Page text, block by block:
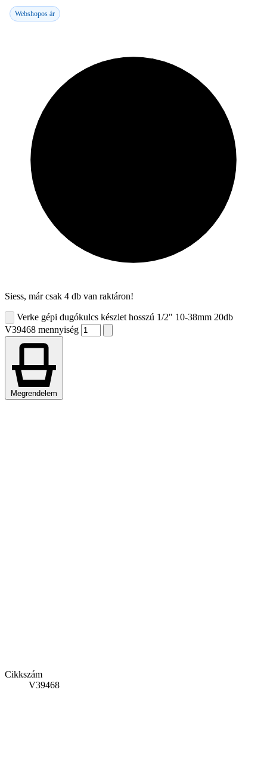
Webshopos ár
Siess, már csak 4 db van raktáron!
Verke gépi dugókulcs készlet hosszú 1/2" 10-38mm 20db
V39468 mennyiség
Megrendelem
Cikkszám
V39468